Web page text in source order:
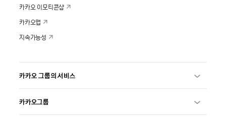
카카오 이모티콘샵
카카오맵
지속가능성
카카오 그룹의 서비스
카카오그룹